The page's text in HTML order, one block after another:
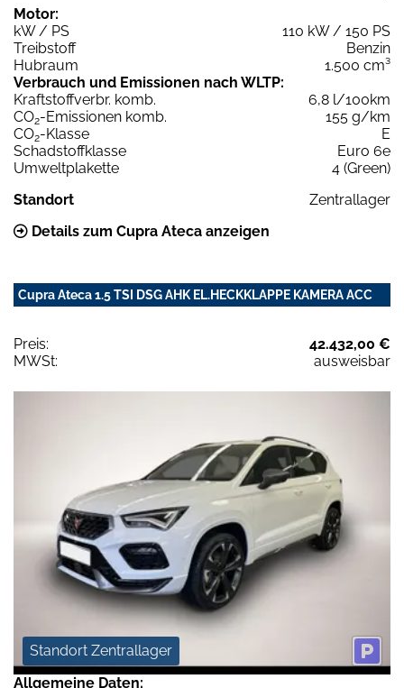
Motor:
kW / PS
110 kW / 150 PS
Treibstoff
Benzin
Hubraum
1.500 cm³
Verbrauch und Emissionen nach WLTP:
Kraftstoffverbr. komb.
6,8 l/100km
CO2-Emissionen komb.
155 g/km
CO2-Klasse
E
Schadstoffklasse
Euro 6e
Umweltplakette
4 (Green)
Standort
Zentrallager
Details zum Cupra Ateca anzeigen
Cupra Ateca 1.5 TSI DSG AHK EL.HECKKLAPPE KAMERA ACC
Preis:
42.432,00 €
MWSt:
ausweisbar
Standort Zentrallager
Allgemeine Daten: